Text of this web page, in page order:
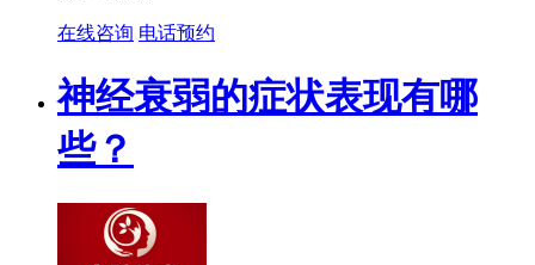
在线咨询 电话预约
神经衰弱的症状表现有哪
些？